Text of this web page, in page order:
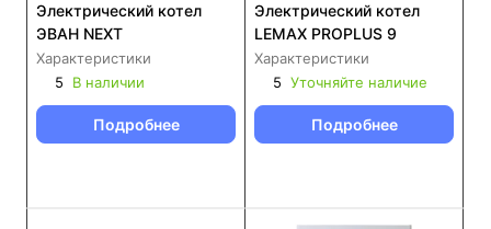
Электрический котел
ЭВАН NEXT
Характеристики
5
В наличии
Подробнее
Электрический котел
LEMAX PROPLUS 9
Характеристики
5 Уточняйте наличие
Подробнее